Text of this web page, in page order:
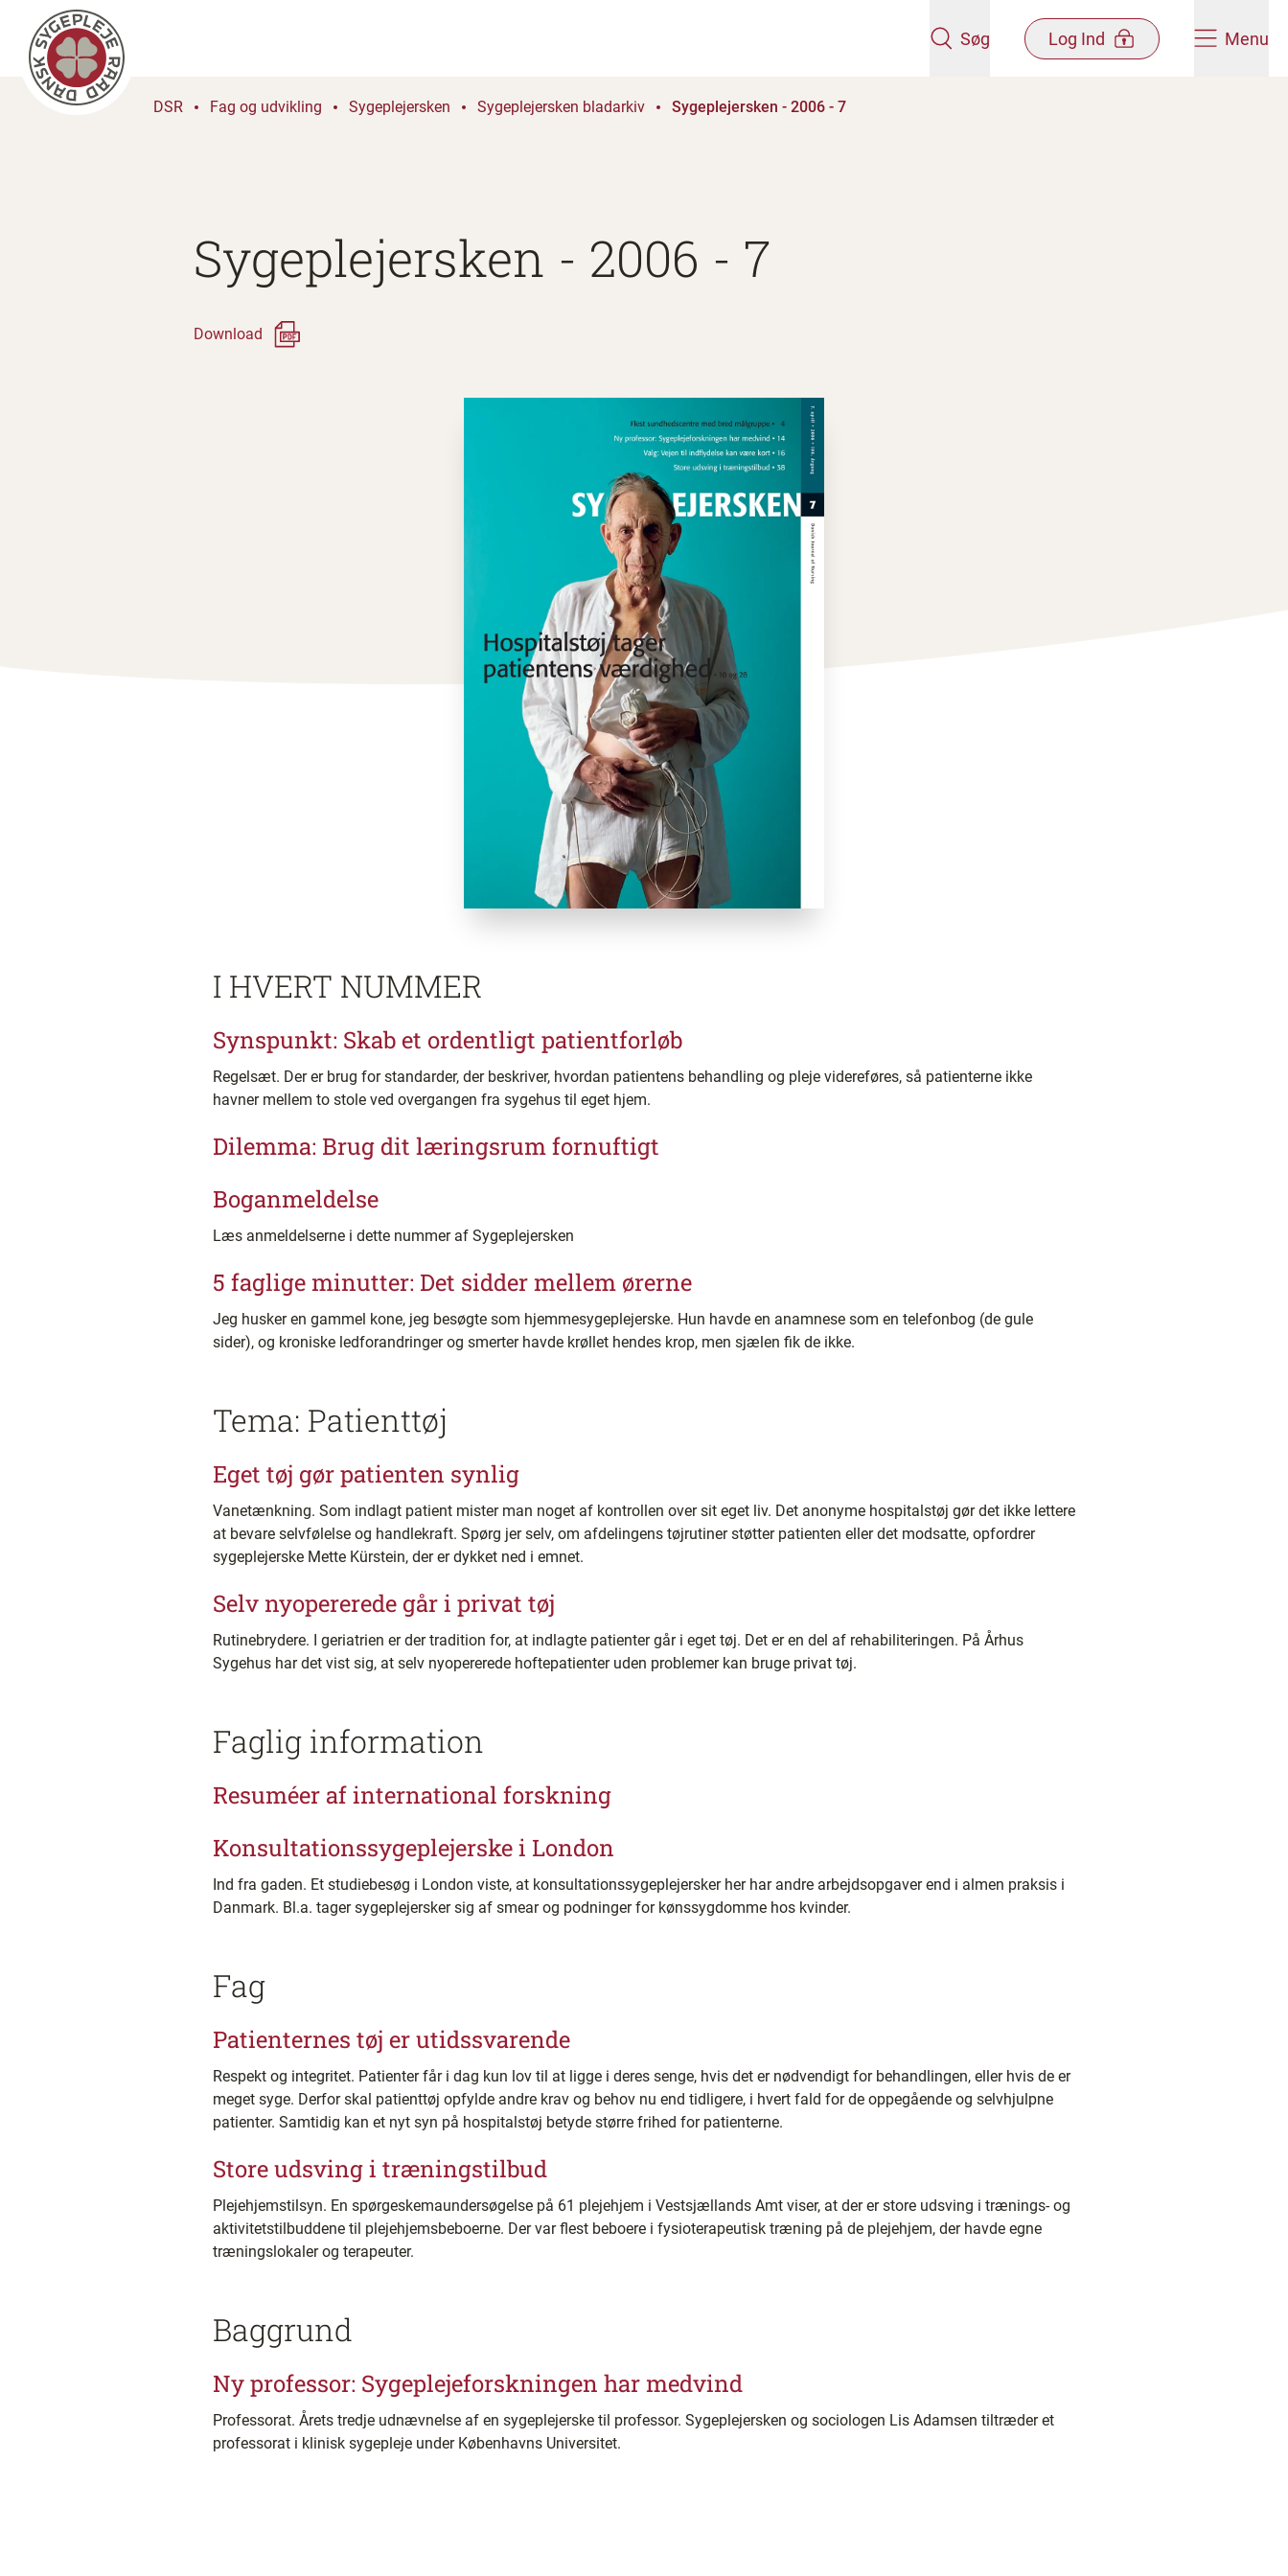
Søg Log Ind Menu
DSR Fag og udvikling Sygeplejersken Sygeplejersken bladarkiv Sygeplejersken - 2006 - 7
Sygeplejersken - 2006 - 7
Download
I HVERT NUMMER
Synspunkt: Skab et ordentligt patientforløb
Regelsæt. Der er brug for standarder, der beskriver, hvordan patientens behandling og pleje videreføres, så patienterne ikke
havner mellem to stole ved overgangen fra sygehus til eget hjem.
Dilemma: Brug dit læringsrum fornuftigt
Boganmeldelse
Læs anmeldelserne i dette nummer af Sygeplejersken
5 faglige minutter: Det sidder mellem ørerne
Jeg husker en gammel kone, jeg besøgte som hjemmesygeplejerske. Hun havde en anamnese som en telefonbog (de gule
sider), og kroniske ledforandringer og smerter havde krøllet hendes krop, men sjælen fik de ikke.
Tema: Patienttøj
Eget tøj gør patienten synlig
Vanetænkning. Som indlagt patient mister man noget af kontrollen over sit eget liv. Det anonyme hospitalstøj gør det ikke lettere
at bevare selvfølelse og handlekraft. Spørg jer selv, om afdelingens tøjrutiner støtter patienten eller det modsatte, opfordrer
sygeplejerske Mette Kürstein, der er dykket ned i emnet.
Selv nyopererede går i privat tøj
Rutinebrydere. I geriatrien er der tradition for, at indlagte patienter går i eget tøj. Det er en del af rehabiliteringen. På Århus
Sygehus har det vist sig, at selv nyopererede hoftepatienter uden problemer kan bruge privat tøj.
Faglig information
Resuméer af international forskning
Konsultationssygeplejerske i London
Ind fra gaden. Et studiebesøg i London viste, at konsultationssygeplejersker her har andre arbejdsopgaver end i almen praksis i
Danmark. Bl.a. tager sygeplejersker sig af smear og podninger for kønssygdomme hos kvinder.
Fag
Patienternes tøj er utidssvarende
Respekt og integritet. Patienter får i dag kun lov til at ligge i deres senge, hvis det er nødvendigt for behandlingen, eller hvis de er
meget syge. Derfor skal patienttøj opfylde andre krav og behov nu end tidligere, i hvert fald for de oppegående og selvhjulpne
patienter. Samtidig kan et nyt syn på hospitalstøj betyde større frihed for patienterne.
Store udsving i træningstilbud
Plejehjemstilsyn. En spørgeskemaundersøgelse på 61 plejehjem i Vestsjællands Amt viser, at der er store udsving i trænings- og
aktivitetstilbuddene til plejehjemsbeboerne. Der var flest beboere i fysioterapeutisk træning på de plejehjem, der havde egne
træningslokaler og terapeuter.
Baggrund
Ny professor: Sygeplejeforskningen har medvind
Professorat. Årets tredje udnævnelse af en sygeplejerske til professor. Sygeplejersken og sociologen Lis Adamsen tiltræder et
professorat i klinisk sygepleje under Københavns Universitet.